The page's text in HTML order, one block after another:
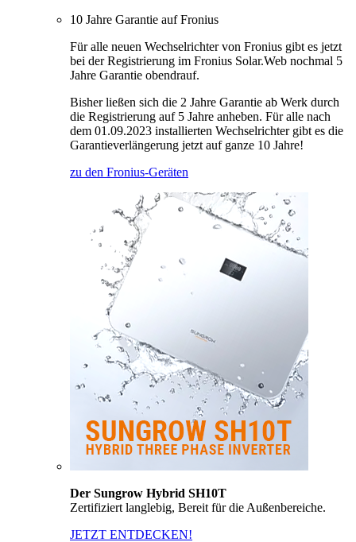
10 Jahre Garantie auf Fronius
Für alle neuen Wechselrichter von Fronius gibt es jetzt
bei der Registrierung im Fronius Solar.Web nochmal 5
Jahre Garantie obendrauf.
Bisher ließen sich die 2 Jahre Garantie ab Werk durch
die Registrierung auf 5 Jahre anheben. Für alle nach
dem 01.09.2023 installierten Wechselrichter gibt es die
Garantieverlängerung jetzt auf ganze 10 Jahre!
zu den Fronius-Geräten
Der Sungrow Hybrid SH10T
Zertifiziert langlebig, Bereit für die Außenbereiche.
JETZT ENTDECKEN!